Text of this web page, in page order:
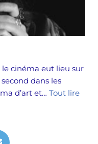
cinéma eut lieu sur
dans les
d’art et… Tout lire